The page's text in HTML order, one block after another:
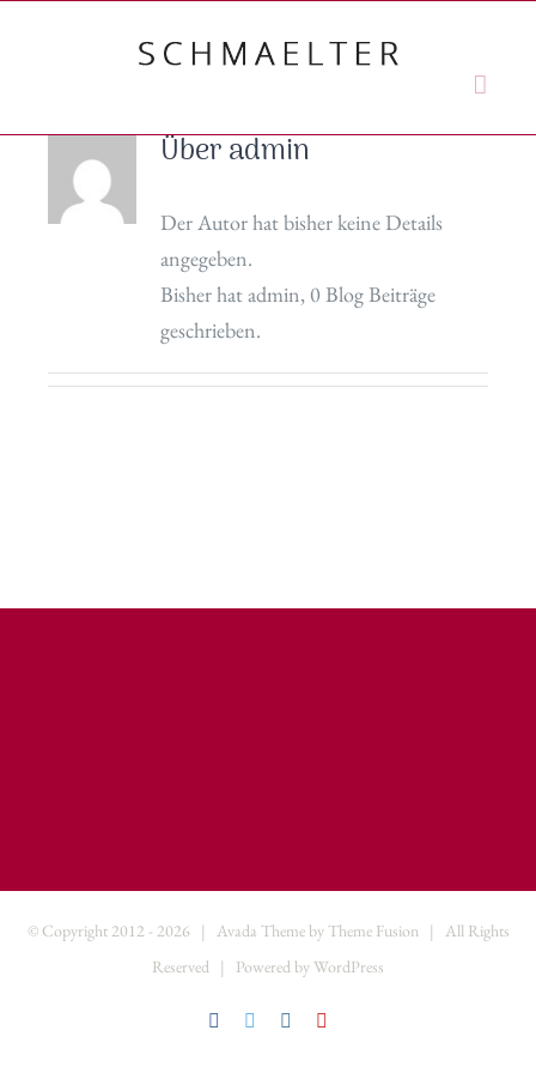
Überadmin
Der Autor hat bisher keine Details
angegeben.
Bisher hat admin, 0 Blog Beiträge
geschrieben.
© Copyright 2012 - 2026 | Avada Theme by Theme Fusion| All Rights
Reserved | Powered by WordPress
Facebook
TwitterInstagram